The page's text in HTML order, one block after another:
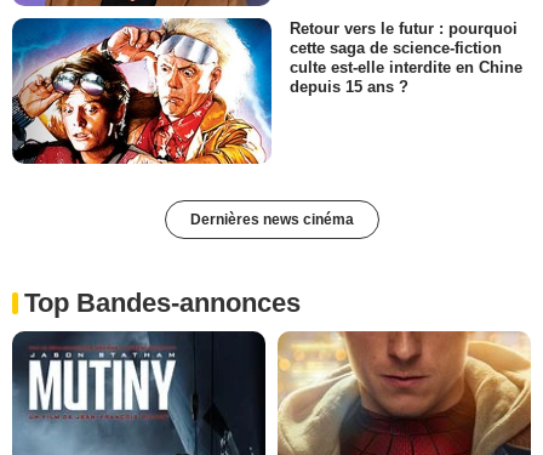
Retour vers le futur : pourquoi
cette saga de science-fiction
culte est-elle interdite en Chine
depuis 15 ans ?
Dernières news cinéma
Top Bandes-annonces